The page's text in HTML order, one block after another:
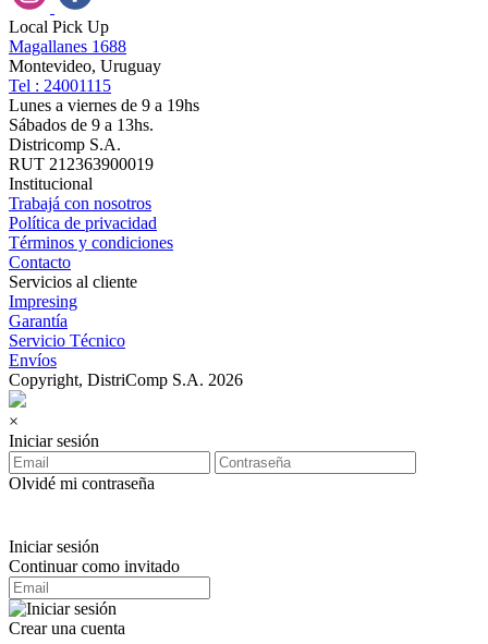
Local Pick Up
Magallanes 1688
Montevideo, Uruguay
Tel : 24001115
Lunes a viernes de 9 a 19hs
Sábados de 9 a 13hs.
Districomp S.A.
RUT 212363900019
Institucional
Trabajá con nosotros
Política de privacidad
Términos y condiciones
Contacto
Servicios al cliente
Impresing
Garantía
Servicio Técnico
Envíos
Copyright, DistriComp S.A. 2026
×
Iniciar sesión
Olvidé mi contraseña
Iniciar sesión
Continuar como invitado
Crear una cuenta